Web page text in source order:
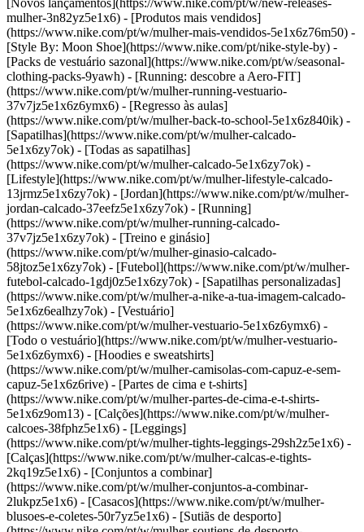
[Novos lançamentos](https://www.nike.com/pt/w/new-releases-
mulher-3n82yz5e1x6) - [Produtos mais vendidos]
(https://www.nike.com/pt/w/mulher-mais-vendidos-5e1x6z76m50) -
[Style By: Moon Shoe](https://www.nike.com/pt/nike-style-by) -
[Packs de vestuário sazonal](https://www.nike.com/pt/w/seasonal-
clothing-packs-9yawh) - [Running: descobre a Aero-FIT]
(https://www.nike.com/pt/w/mulher-running-vestuario-
37v7jz5e1x6z6ymx6) - [Regresso às aulas]
(https://www.nike.com/pt/w/mulher-back-to-school-5e1x6z840ik) -
[Sapatilhas](https://www.nike.com/pt/w/mulher-calcado-
5e1x6zy7ok) - [Todas as sapatilhas]
(https://www.nike.com/pt/w/mulher-calcado-5e1x6zy7ok) -
[Lifestyle](https://www.nike.com/pt/w/mulher-lifestyle-calcado-
13jrmz5e1x6zy7ok) - [Jordan](https://www.nike.com/pt/w/mulher-
jordan-calcado-37eefz5e1x6zy7ok) - [Running]
(https://www.nike.com/pt/w/mulher-running-calcado-
37v7jz5e1x6zy7ok) - [Treino e ginásio]
(https://www.nike.com/pt/w/mulher-ginasio-calcado-
58jtoz5e1x6zy7ok) - [Futebol](https://www.nike.com/pt/w/mulher-
futebol-calcado-1gdj0z5e1x6zy7ok) - [Sapatilhas personalizadas]
(https://www.nike.com/pt/w/mulher-a-nike-a-tua-imagem-calcado-
5e1x6z6ealhzy7ok) - [Vestuário]
(https://www.nike.com/pt/w/mulher-vestuario-5e1x6z6ymx6) -
[Todo o vestuário](https://www.nike.com/pt/w/mulher-vestuario-
5e1x6z6ymx6) - [Hoodies e sweatshirts]
(https://www.nike.com/pt/w/mulher-camisolas-com-capuz-e-sem-
capuz-5e1x6z6rive) - [Partes de cima e t-shirts]
(https://www.nike.com/pt/w/mulher-partes-de-cima-e-t-shirts-
5e1x6z9om13) - [Calções](https://www.nike.com/pt/w/mulher-
calcoes-38fphz5e1x6) - [Leggings]
(https://www.nike.com/pt/w/mulher-tights-leggings-29sh2z5e1x6) -
[Calças](https://www.nike.com/pt/w/mulher-calcas-e-tights-
2kq19z5e1x6) - [Conjuntos a combinar]
(https://www.nike.com/pt/w/mulher-conjuntos-a-combinar-
2lukpz5e1x6) - [Casacos](https://www.nike.com/pt/w/mulher-
blusoes-e-coletes-50r7yz5e1x6) - [Sutiãs de desporto]